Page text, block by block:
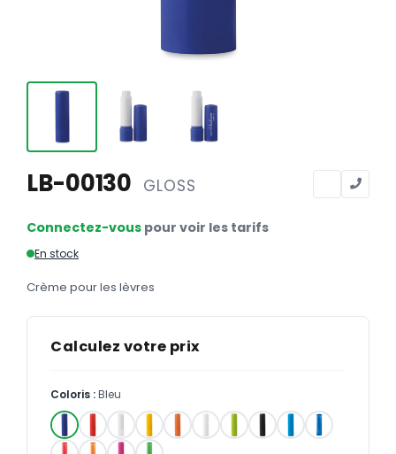
Enveloppes
Sous-mains
Chemises
Bons de commande
GRAND FORMAT
LB-00130 GLOSS
Connectez-vous pour voir les tarifs
En stock
Crème pour les lèvres
Calculez votre prix
Coloris :Bleu
✓